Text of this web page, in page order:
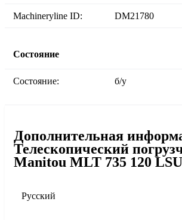
Machineryline ID: DM21780
Состояние
Состояние: б/у
Дополнительная
Телескопический
Manitou MLT 735 120 LSU
Русский